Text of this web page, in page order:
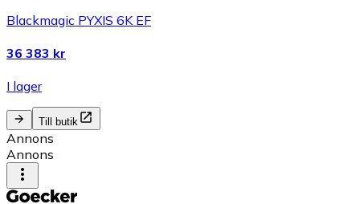
Blackmagic PYXIS 6K EF
36 383 kr
I lager
Till butik
Annons
Annons